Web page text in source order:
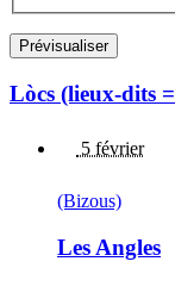
Lòcs (lieux-dits
5 février
(Bizous)
Les Angles